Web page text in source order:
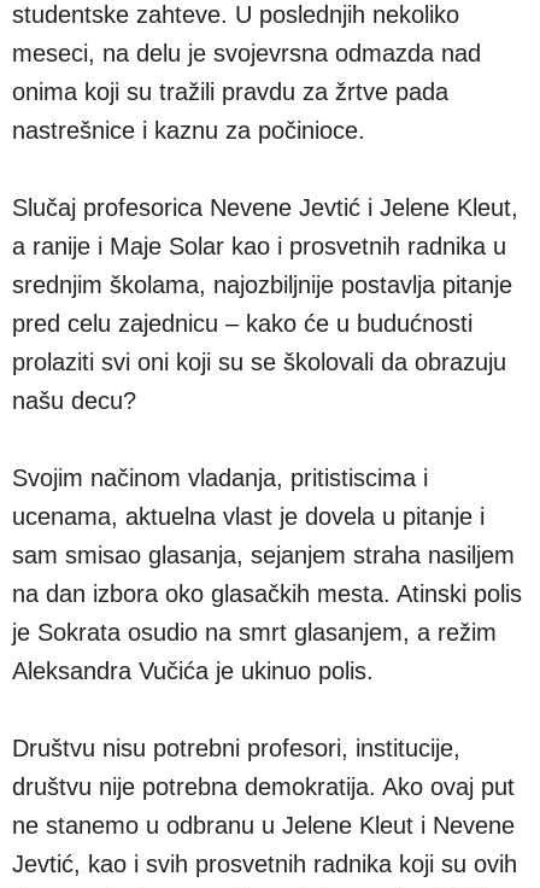
studentske zahteve. U poslednjih nekoliko
meseci, na delu je svojevrsna odmazda nad
onima koji su tražili pravdu za žrtve pada
nastrešnice i kaznu za počinioce.
Slučaj profesorica Nevene Jevtić i Jelene Kleut,
a ranije i Maje Solar kao i prosvetnih radnika u
srednjim školama, najozbiljnije postavlja pitanje
pred celu zajednicu – kako će u budućnosti
prolaziti svi oni koji su se školovali da obrazuju
našu decu?
Svojim načinom vladanja, pritistiscima i
ucenama, aktuelna vlast je dovela u pitanje i
sam smisao glasanja, sejanjem straha nasiljem
na dan izbora oko glasačkih mesta. Atinski polis
je Sokrata osudio na smrt glasanjem, a režim
Aleksandra Vučića je ukinuo polis.
Društvu nisu potrebni profesori, institucije,
društvu nije potrebna demokratija. Ako ovaj put
ne stanemo u odbranu u Jelene Kleut i Nevene
Jevtić, kao i svih prosvetnih radnika koji su ovih